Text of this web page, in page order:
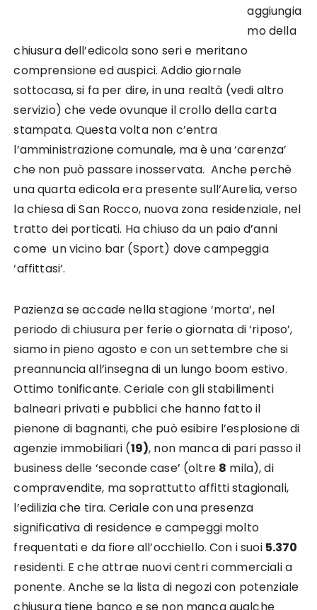
aggiungia
mo della
chiusura dell’edicola sono seri e meritano
comprensione ed auspici. Addio giornale
sottocasa, si fa per dire, in una realtà (vedi altro
servizio) che vede ovunque il crollo della carta
stampata. Questa volta non c’entra
l’amministrazione comunale, ma è una ‘carenza’
che non può passare inosservata. Anche perchè
una quarta edicola era presente sull’Aurelia, verso
la chiesa di San Rocco, nuova zona residenziale, nel
tratto dei porticati. Ha chiuso da un paio d’anni
come un vicino bar (Sport) dove campeggia
‘affittasi’.
Pazienza se accade nella stagione ‘morta’, nel
periodo di chiusura per ferie o giornata di ‘riposo’,
siamo in pieno agosto e con un settembre che si
preannuncia all’insegna di un lungo boom estivo.
Ottimo tonificante. Ceriale con gli stabilimenti
balneari privati e pubblici che hanno fatto il
pienone di bagnanti, che può esibire l’esplosione di
agenzie immobiliari (19), non manca di pari passo il
business delle ‘seconde case’ (oltre 8 mila), di
compravendite, ma soprattutto affitti stagionali,
l’edilizia che tira. Ceriale con una presenza
significativa di residence e campeggi molto
frequentati e da fiore all’occhiello. Con i suoi 5.370
residenti. E che attrae nuovi centri commerciali a
ponente. Anche se la lista di negozi con potenziale